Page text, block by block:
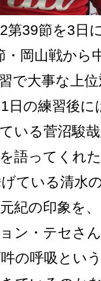
39節を3日
・岡山戦から
で大事な上
日の練習後に
いる菅沼駿
語ってくれ
ている清水
紀の印象を
ン・テセさ
の呼吸とい